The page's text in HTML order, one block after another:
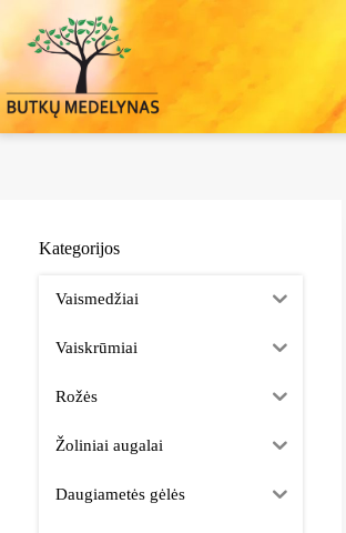
Kategorijos
Vaismedžiai
Vaiskrūmiai
Rožės
Žoliniai augalai
Daugiametės gėlės